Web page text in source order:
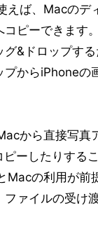
えば、Macのデ
ピーできます
&ドロップす
からiPhone
から直接写真
ーしたりする
Macの利用が
ァイルの受け